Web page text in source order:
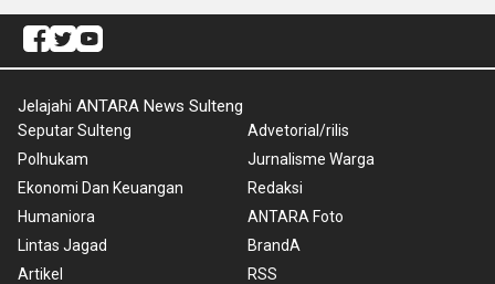
Jelajahi ANTARA News Sulteng
Seputar Sulteng
Polhukam
Ekonomi Dan Keuangan
Humaniora
Lintas Jagad
Artikel
Advetorial/rilis
Jurnalisme Warga
Redaksi
ANTARA Foto
BrandA
RSS